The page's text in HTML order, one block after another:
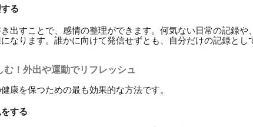
る
出すことで、感情の整理ができます。何気ない日常の記録や
なります。誰かに向けて発信せずとも、自分だけの記録とし
！外出や運動でリフレッシュ
康を保つための最も効果的な方法です。
する